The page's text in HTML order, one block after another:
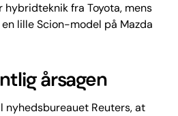
hybridteknik fra Toyota, mens
lille Scion-model på Mazda
årsagen
nyhedsbureauet Reuters, at